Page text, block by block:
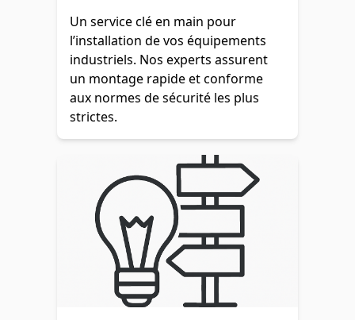
Un service clé en main pour
l’installation de vos équipements
industriels. Nos experts assurent
un montage rapide et conforme
aux normes de sécurité les plus
strictes.